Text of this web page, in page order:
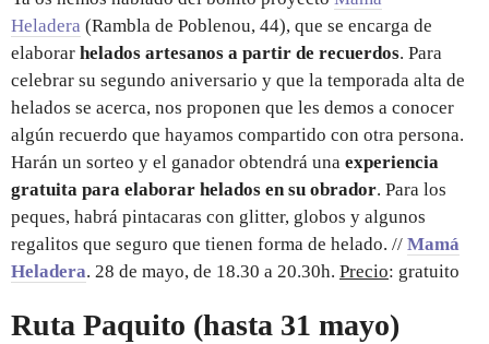
Heladera (Rambla de Poblenou, 44), que se encarga de
elaborar helados artesanos a partir de recuerdos. Para
celebrar su segundo aniversario y que la temporada alta de
helados se acerca, nos proponen que les demos a conocer
algún recuerdo que hayamos compartido con otra persona.
Harán un sorteo y el ganador obtendrá una experiencia
gratuita para elaborar helados en su obrador. Para los
peques, habrá pintacaras con glitter, globos y algunos
regalitos que seguro que tienen forma de helado. // Mamá
Heladera. 28 de mayo, de 18.30 a 20.30h. Precio: gratuito
Ruta Paquito (hasta 31 mayo)